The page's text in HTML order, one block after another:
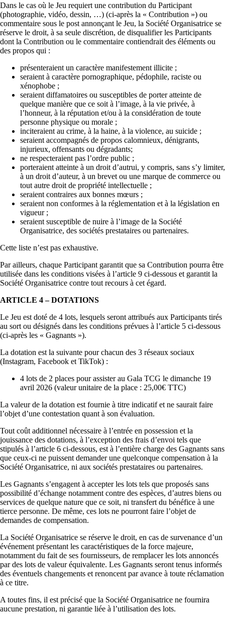
Dans le cas où le Jeu requiert une contribution du Participant
(photographie, vidéo, dessin, …) (ci-après la « Contribution ») ou
commentaire sous le post annonçant le Jeu, la Société Organisatrice se
réserve le droit, à sa seule discrétion, de disqualifier les Participants
dont la Contribution ou le commentaire contiendrait des éléments ou
des propos qui :
présenteraient un caractère manifestement illicite ;
seraient à caractère pornographique, pédophile, raciste ou
xénophobe ;
seraient diffamatoires ou susceptibles de porter atteinte de
quelque manière que ce soit à l’image, à la vie privée, à
l’honneur, à la réputation et/ou à la considération de toute
personne physique ou morale ;
inciteraient au crime, à la haine, à la violence, au suicide ;
seraient accompagnés de propos calomnieux, dénigrants,
injurieux, offensants ou dégradants;
ne respecteraient pas l’ordre public ;
porteraient atteinte à un droit d’autrui, y compris, sans s’y limiter,
à un droit d’auteur, à un brevet ou une marque de commerce ou
tout autre droit de propriété intellectuelle ;
seraient contraires aux bonnes mœurs ;
seraient non conformes à la réglementation et à la législation en
vigueur ;
seraient susceptible de nuire à l’image de la Société
Organisatrice, des sociétés prestataires ou partenaires.
Cette liste n’est pas exhaustive.
Par ailleurs, chaque Participant garantit que sa Contribution pourra être
utilisée dans les conditions visées à l’article 9 ci-dessous et garantit la
Société Organisatrice contre tout recours à cet égard.
ARTICLE 4 – DOTATIONS
Le Jeu est doté de 4 lots, lesquels seront attribués aux Participants tirés
au sort ou désignés dans les conditions prévues à l’article 5 ci-dessous
(ci-après les « Gagnants »).
La dotation est la suivante pour chacun des 3 réseaux sociaux
(Instagram, Facebook et TikTok) :
4 lots de 2 places pour assister au Gala TCG le dimanche 19
avril 2026 (valeur unitaire de la place : 25,00€ TTC)
La valeur de la dotation est fournie à titre indicatif et ne saurait faire
l’objet d’une contestation quant à son évaluation.
Tout coût additionnel nécessaire à l’entrée en possession et la
jouissance des dotations, à l’exception des frais d’envoi tels que
stipulés à l’article 6 ci-dessous, est à l’entière charge des Gagnants sans
que ceux-ci ne puissent demander une quelconque compensation à la
Société Organisatrice, ni aux sociétés prestataires ou partenaires.
Les Gagnants s’engagent à accepter les lots tels que proposés sans
possibilité d’échange notamment contre des espèces, d’autres biens ou
services de quelque nature que ce soit, ni transfert du bénéfice à une
tierce personne. De même, ces lots ne pourront faire l’objet de
demandes de compensation.
La Société Organisatrice se réserve le droit, en cas de survenance d’un
événement présentant les caractéristiques de la force majeure,
notamment du fait de ses fournisseurs, de remplacer les lots annoncés
par des lots de valeur équivalente. Les Gagnants seront tenus informés
des éventuels changements et renoncent par avance à toute réclamation
à ce titre.
A toutes fins, il est précisé que la Société Organisatrice ne fournira
aucune prestation, ni garantie liée à l’utilisation des lots.